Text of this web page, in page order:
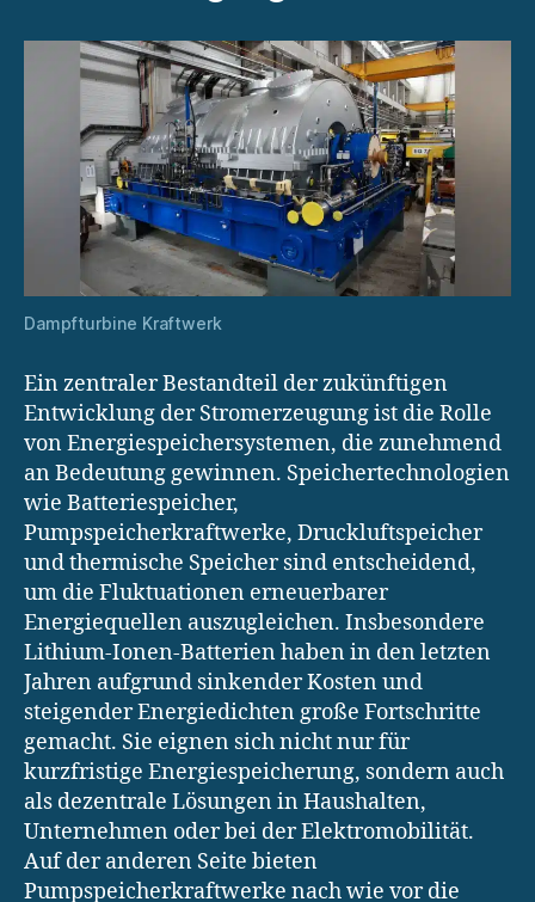
Dampfturbine Kraftwerk
Ein zentraler Bestandteil der zukünftigen
Entwicklung der Stromerzeugung ist die Rolle
von Energiespeichersystemen, die zunehmend
an Bedeutung gewinnen. Speichertechnologien
wie Batteriespeicher,
Pumpspeicherkraftwerke, Druckluftspeicher
und thermische Speicher sind entscheidend,
um die Fluktuationen erneuerbarer
Energiequellen auszugleichen. Insbesondere
Lithium-Ionen-Batterien haben in den letzten
Jahren aufgrund sinkender Kosten und
steigender Energiedichten große Fortschritte
gemacht. Sie eignen sich nicht nur für
kurzfristige Energiespeicherung, sondern auch
als dezentrale Lösungen in Haushalten,
Unternehmen oder bei der Elektromobilität.
Auf der anderen Seite bieten
Pumpspeicherkraftwerke nach wie vor die